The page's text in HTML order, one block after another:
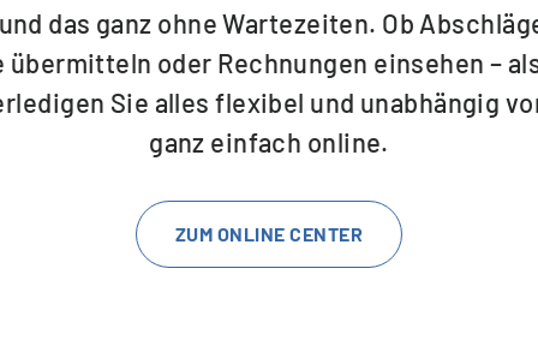
das ganz ohne Wartezeiten. Ob
übermitteln oder Rechnungen einsehen –
Sie alles flexibel und unabhängig
ganz einfach online.
ZUM ONLINE CENTER